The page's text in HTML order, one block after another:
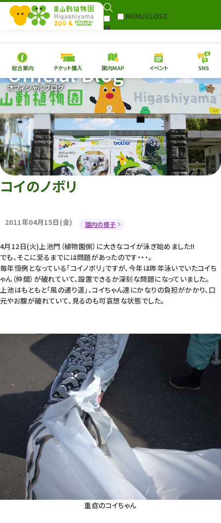
検
MENUCLOSE
本日の開園情報 チケ
園内MAP イベント
総合案内
動物園 植物園
再生プラン
東山動植物園
への支援
総合案内 チケット購入 園内MAP イベント SNS
オフィシャルブログ
Official Blog
コイのノボリ
2011年04月15日(金) 園内の様子
4月12日(火)上池門（植物園側）に大きなコイが泳ぎ始めました!!
でも、そこに至るまでには問題があったのです・・・。
毎年恒例となっている「コイノボリ」ですが、今年は昨年泳いでいたコイち
ゃん（仲間）が破れていて、設置できるか深刻な問題になっていました。
上池はもともと「風の通り道」、コイちゃん達にかなりの負担がかかり、口
元やお腹が破れていて、見るのも可哀想な状態でした。
重症のコイちゃん